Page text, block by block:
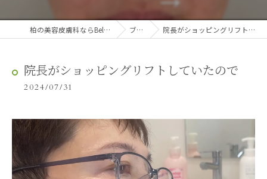
柏の美容皮膚科ならBellis skin clinic ブログ 院長がショッピングリフトしていたので
院長がショッピングリフトしていたので
2024/07/31